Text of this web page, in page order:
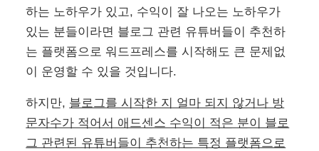
하는 노하우가 있고, 수익이 잘 나오는 노하우가
있는 분들이라면 블로그 관련 유튜버들이 추천하
는 플랫폼으로 워드프레스를 시작해도 큰 문제없
이 운영할 수 있을 것입니다.
하지만, 블로그를 시작한 지 얼마 되지 않거나 방
문자수가 적어서 애드센스 수익이 적은 분이 블로
그 관련된 유튜버들이 추천하는 특정 플랫폼으로